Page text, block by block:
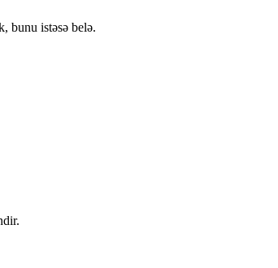
bunu istəsə belə.